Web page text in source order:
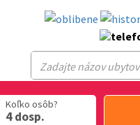
Koľko osôb?
4 dosp.